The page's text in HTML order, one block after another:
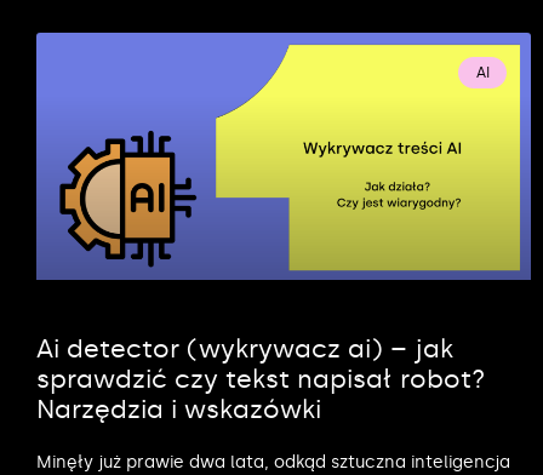
AI
Ai detector (wykrywacz ai) – jak
sprawdzić czy tekst napisał robot?
Narzędzia i wskazówki
Minęły już prawie dwa lata, odkąd sztuczna inteligencja